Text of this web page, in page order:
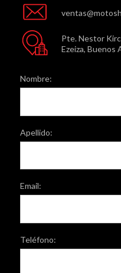
Pte. Nestor
Ezeiza, Buenos
Nombre:
Apellido:
Email:
Teléfono: